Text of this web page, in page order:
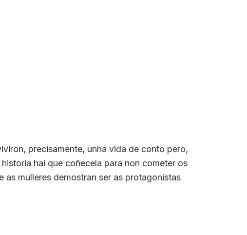
precisamente, unha vida de conto pero,
hai que coñecela para non cometer os
mulleres demostran ser as protagonistas